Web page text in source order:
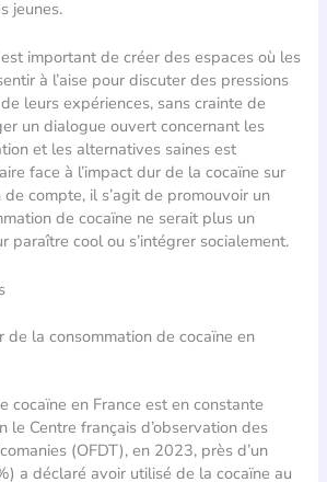
jeunes.
est important de créer des espaces où les
à l’aise pour discuter des pressions
leurs expériences, sans crainte de
un dialogue ouvert concernant les
et les alternatives saines est
face à l’impact dur de la cocaïne sur
compte, il s’agit de promouvoir un
de cocaïne ne serait plus un
paraître cool ou s’intégrer socialement.
de la consommation de cocaïne en
cocaïne en France est en constante
le Centre français d’observation des
(OFDT), en 2023, près d’un
a déclaré avoir utilisé de la cocaïne au